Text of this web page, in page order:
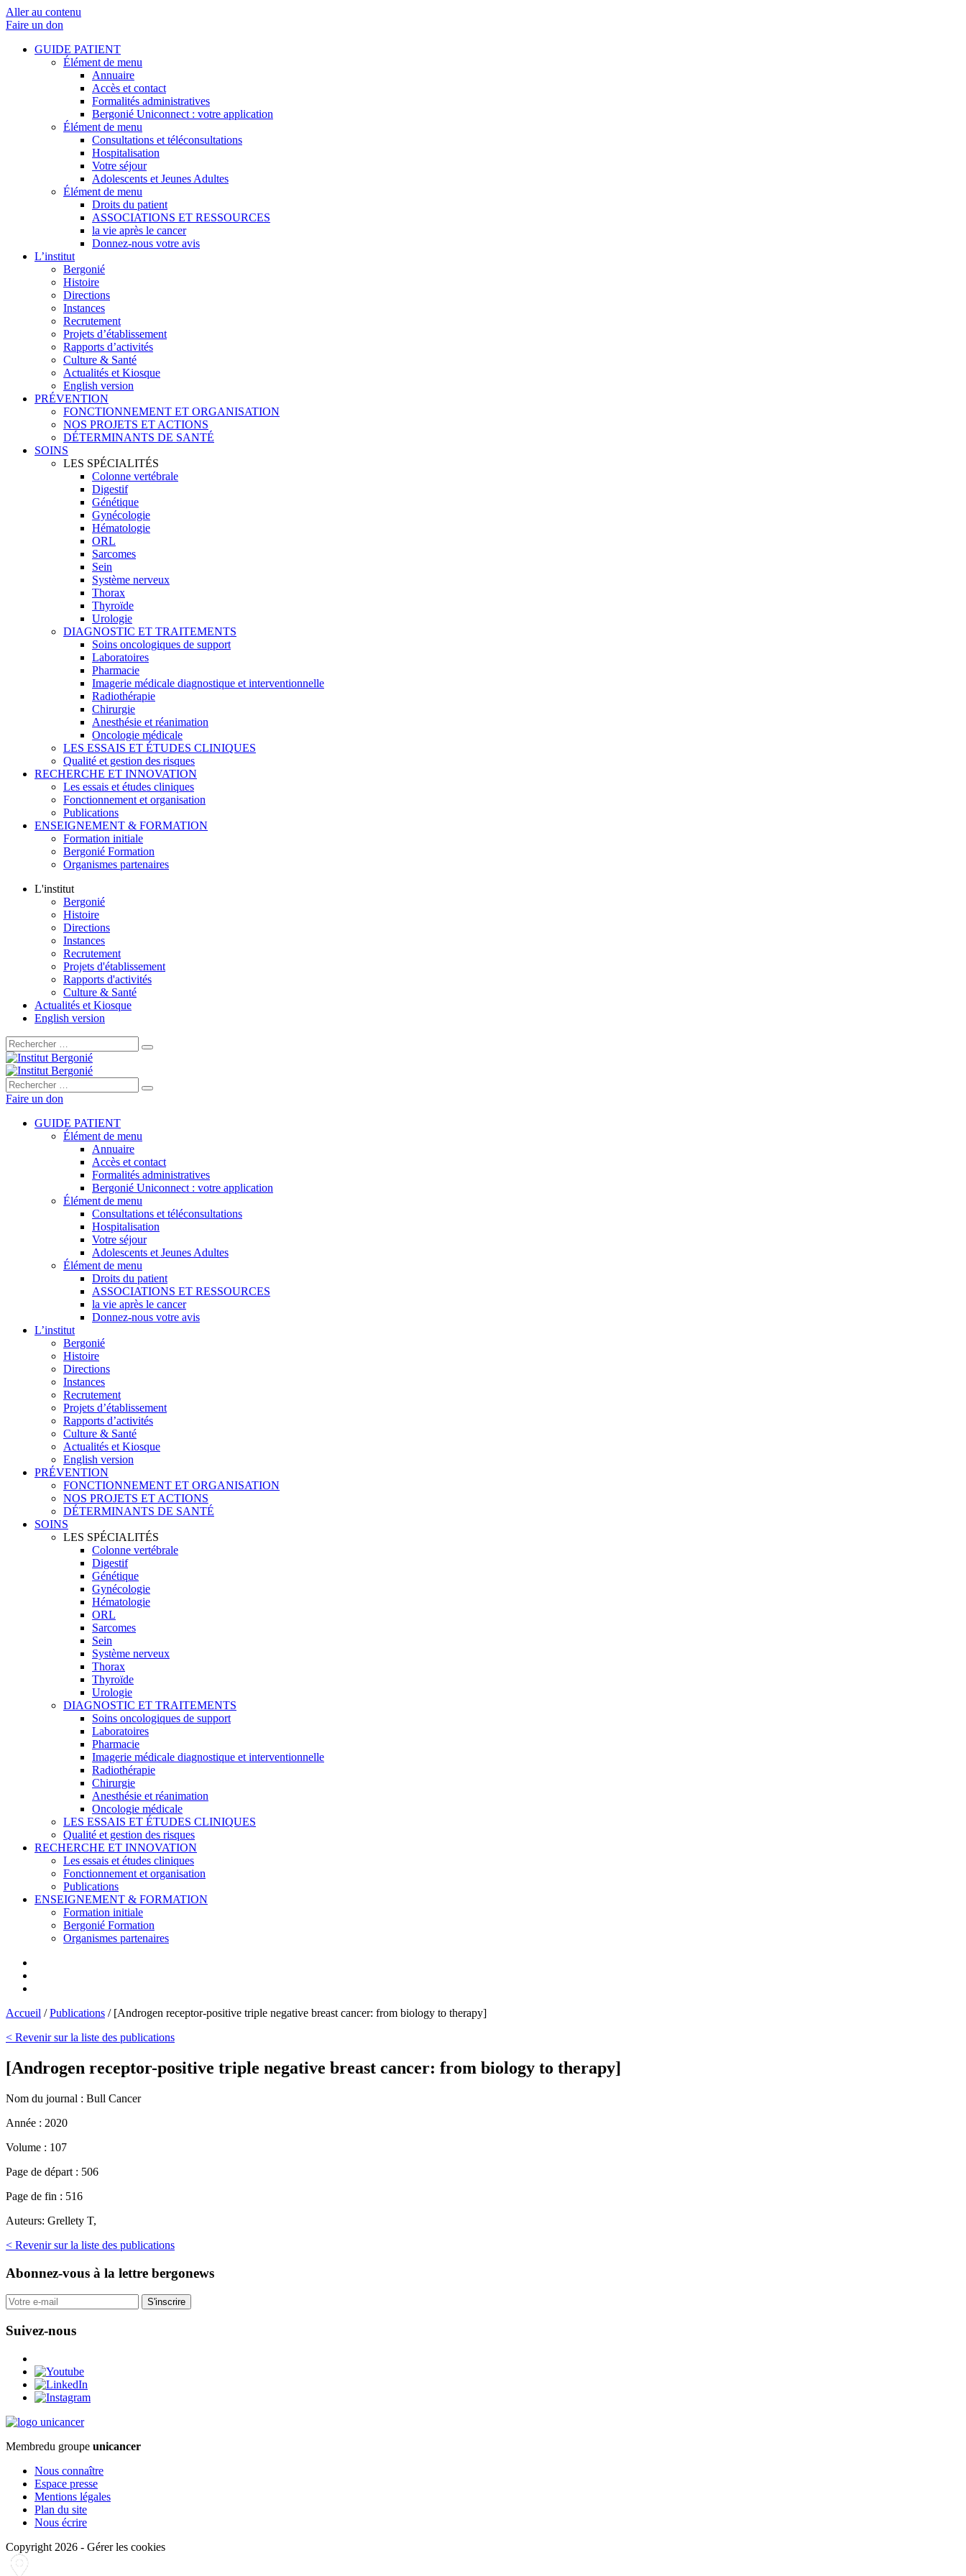
Aller au contenu
Faire un don
GUIDE PATIENT
Élément de menu
Annuaire
Accès et contact
Formalités administratives
Bergonié Uniconnect : votre application
Élément de menu
Consultations et téléconsultations
Hospitalisation
Votre séjour
Adolescents et Jeunes Adultes
Élément de menu
Droits du patient
ASSOCIATIONS ET RESSOURCES
la vie après le cancer
Donnez-nous votre avis
L’institut
Bergonié
Histoire
Directions
Instances
Recrutement
Projets d’établissement
Rapports d’activités
Culture & Santé
Actualités et Kiosque
English version
PRÉVENTION
FONCTIONNEMENT ET ORGANISATION
NOS PROJETS ET ACTIONS
DÉTERMINANTS DE SANTÉ
SOINS
LES SPÉCIALITÉS
Colonne vertébrale
Digestif
Génétique
Gynécologie
Hématologie
ORL
Sarcomes
Sein
Système nerveux
Thorax
Thyroïde
Urologie
DIAGNOSTIC ET TRAITEMENTS
Soins oncologiques de support
Laboratoires
Pharmacie
Imagerie médicale diagnostique et interventionnelle
Radiothérapie
Chirurgie
Anesthésie et réanimation
Oncologie médicale
LES ESSAIS ET ÉTUDES CLINIQUES
Qualité et gestion des risques
RECHERCHE ET INNOVATION
Les essais et études cliniques
Fonctionnement et organisation
Publications
ENSEIGNEMENT & FORMATION
Formation initiale
Bergonié Formation
Organismes partenaires
L'institut
Bergonié
Histoire
Directions
Instances
Recrutement
Projets d'établissement
Rapports d'activités
Culture & Santé
Actualités et Kiosque
English version
Rechercher :
Rechercher :
Faire un don
GUIDE PATIENT
Élément de menu
Annuaire
Accès et contact
Formalités administratives
Bergonié Uniconnect : votre application
Élément de menu
Consultations et téléconsultations
Hospitalisation
Votre séjour
Adolescents et Jeunes Adultes
Élément de menu
Droits du patient
ASSOCIATIONS ET RESSOURCES
la vie après le cancer
Donnez-nous votre avis
L’institut
Bergonié
Histoire
Directions
Instances
Recrutement
Projets d’établissement
Rapports d’activités
Culture & Santé
Actualités et Kiosque
English version
PRÉVENTION
FONCTIONNEMENT ET ORGANISATION
NOS PROJETS ET ACTIONS
DÉTERMINANTS DE SANTÉ
SOINS
LES SPÉCIALITÉS
Colonne vertébrale
Digestif
Génétique
Gynécologie
Hématologie
ORL
Sarcomes
Sein
Système nerveux
Thorax
Thyroïde
Urologie
DIAGNOSTIC ET TRAITEMENTS
Soins oncologiques de support
Laboratoires
Pharmacie
Imagerie médicale diagnostique et interventionnelle
Radiothérapie
Chirurgie
Anesthésie et réanimation
Oncologie médicale
LES ESSAIS ET ÉTUDES CLINIQUES
Qualité et gestion des risques
RECHERCHE ET INNOVATION
Les essais et études cliniques
Fonctionnement et organisation
Publications
ENSEIGNEMENT & FORMATION
Formation initiale
Bergonié Formation
Organismes partenaires
Accueil /Publications / [Androgen receptor-positive triple negative breast cancer: from biology to therapy]
< Revenir sur la liste des publications
[Androgen receptor-positive triple negative breast cancer: from biology to therapy]
Nom du journal : Bull Cancer
Année : 2020
Volume : 107
Page de départ : 506
Page de fin : 516
Auteurs: Grellety T,
< Revenir sur la liste des publications
Abonnez-vous à la lettre bergonews
S'inscrire
Suivez-nous
Membredu groupe unicancer
Nous connaître
Espace presse
Mentions légales
Plan du site
Nous écrire
Copyright 2026 - Gérer les cookies